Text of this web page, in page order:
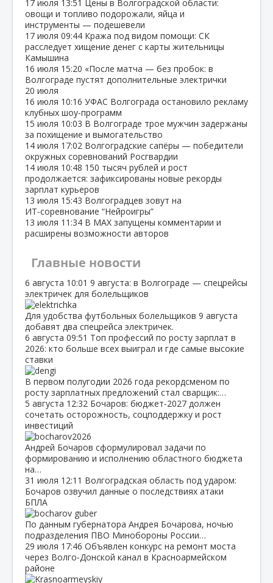
17 июля 13:51 Цены в Волгоградской области:
овощи и топливо подорожали, яйца и
инструменты — подешевели
17 июля 09:44 Кража под видом помощи: СК
расследует хищение денег с карты жительницы
Камышина
16 июля 15:20 «После матча — без пробок: в
Волгограде пустят дополнительные электрички
20 июля
16 июля 10:16 УФАС Волгограда остановило рекламу
клубных шоу‑программ
15 июля 10:03 В Волгограде трое мужчин задержаны
за похищение и вымогательство
14 июля 17:02 Волгоградские сапёры — победители
окружных соревнований Росгвардии
14 июля 10:48 150 тысяч рублей и рост
продолжается: зафиксированы новые рекорды
зарплат курьеров
13 июля 15:43 Волгоградцев зовут на
ИТ‑соревнование “Нейроигры”
13 июля 11:34 В МАХ запущены комментарии и
расширены возможности авторов
Главные новости
6 августа 10:01 9 августа: в Волгограде — спецрейсы
электричек для болельщиков
Для удобства футбольных болельщиков 9 августа
добавят два спецрейса электричек.
6 августа 09:51 Топ профессий по росту зарплат в
2026: кто больше всех выиграл и где самые высокие
ставки
В первом полугодии 2026 года рекордсменом по
росту зарплатных предложений стал сварщик:…
5 августа 12:32 Бочаров: бюджет‑2027 должен
сочетать осторожность, соцподдержку и рост
инвестиций
Андрей Бочаров сформулировал задачи по
формированию и исполнению областного бюджета
на…
31 июля 12:11 Волгоградская область под ударом:
Бочаров озвучил данные о последствиях атаки
БПЛА
По данным губернатора Андрея Бочарова, ночью
подразделения ПВО Минобороны России…
29 июля 17:46 Объявлен конкурс на ремонт моста
через Волго‑Донской канал в Красноармейском
районе